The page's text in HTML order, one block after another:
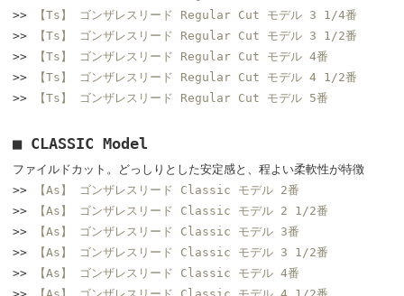
>>
【Ts】 ゴンザレスリード Regular Cut モデル 3 1/4番
>>
【Ts】 ゴンザレスリード Regular Cut モデル 3 1/2番
>>
【Ts】 ゴンザレスリード Regular Cut モデル 4番
>>
【Ts】 ゴンザレスリード Regular Cut モデル 4 1/2番
>>
【Ts】 ゴンザレスリード Regular Cut モデル 5番
■ CLASSIC Model
ファイルドカット。どっしりとした安定感と、程よい柔軟性が特徴
>>
【As】 ゴンザレスリード Classic モデル 2番
>>
【As】 ゴンザレスリード Classic モデル 2 1/2番
>>
【As】 ゴンザレスリード Classic モデル 3番
>>
【As】 ゴンザレスリード Classic モデル 3 1/2番
>>
【As】 ゴンザレスリード Classic モデル 4番